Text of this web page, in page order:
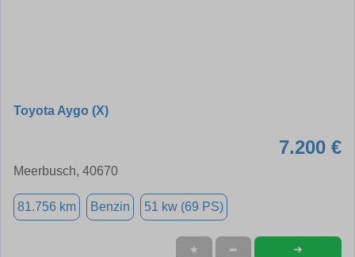
Toyota Aygo (X)
7.200 €
Meerbusch, 40670
81.756 km Benzin 51 kw (69 PS)
★ ➦ ➜